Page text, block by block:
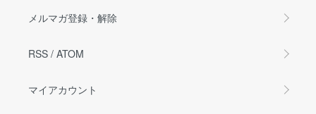
メルマガ登録・解除
RSS / ATOM
マイアカウント